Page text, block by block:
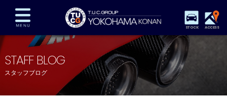
STOCK ACCESS
在庫車両情報 保証&サービス パーツリスト
TUCとは？ 店舗情報 アクセスマップ
全国納車 特別作業 注文販売
STAFF BLOG
スタッフブログ